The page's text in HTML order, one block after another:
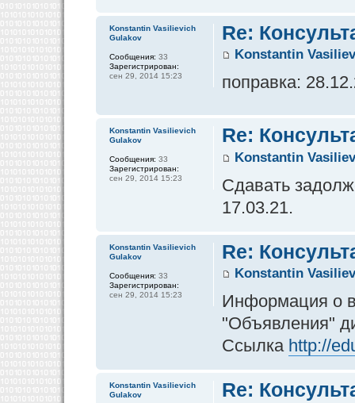
Re:
Konstantin
поправка:
Konstantin Vasilievich
Gulakov
Сообщения: 33
Зарегистрирован:
сен 29, 2014 15:23
Re:
Konstantin
Сдавать
17.03.21.
Konstantin Vasilievich
Gulakov
Сообщения: 33
Зарегистрирован:
сен 29, 2014 15:23
Re:
Konstantin
Информация о
"Объявления"
Ссылка http://
Konstantin Vasilievich
Gulakov
Сообщения: 33
Зарегистрирован:
сен 29, 2014 15:23
Re:
Konstantin Vasilievich
Gulakov